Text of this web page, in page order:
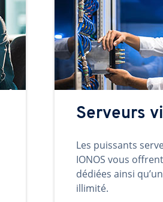
Serveurs
Les puissants
IONOS vous
dédiées ainsi
illimité.